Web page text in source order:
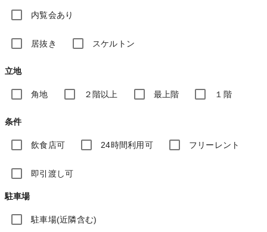
内覧会あり
居抜き スケルトン
立地
角地 ２階以上 最上階 １階
条件
飲食店可 24時間利用可 フリーレント
即引渡し可
駐車場
駐車場(近隣含む)